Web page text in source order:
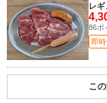
レ
86ポ
即
こ